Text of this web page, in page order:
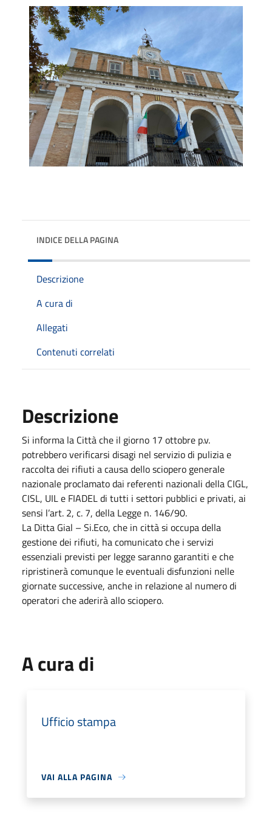
INDICE DELLA PAGINA
Descrizione
A cura di
Allegati
Contenuti correlati
Descrizione
Si informa la Città che il giorno 17 ottobre p.v.
potrebbero verificarsi disagi nel servizio di pulizia e
raccolta dei rifiuti a causa dello sciopero generale
nazionale proclamato dai referenti nazionali della CIGL,
CISL, UIL e FIADEL di tutti i settori pubblici e privati, ai
sensi l’art. 2, c. 7, della Legge n. 146/90.
La Ditta Gial – Si.Eco, che in città si occupa della
gestione dei rifiuti, ha comunicato che i servizi
essenziali previsti per legge saranno garantiti e che
ripristinerà comunque le eventuali disfunzioni nelle
giornate successive, anche in relazione al numero di
operatori che aderirà allo sciopero.
A cura di
Ufficio stampa
VAI ALLA PAGINA